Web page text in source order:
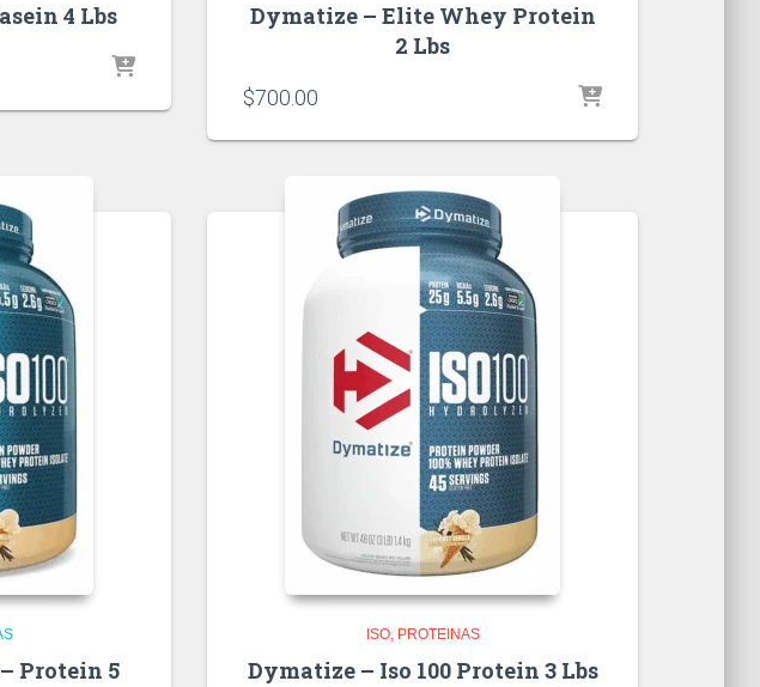
4 Lbs
Dymatize – Elite Whey Protein
2 Lbs
$700.00
Protein 5
ISO PROTEINAS
Dymatize – Iso 100 Protein 3 Lbs